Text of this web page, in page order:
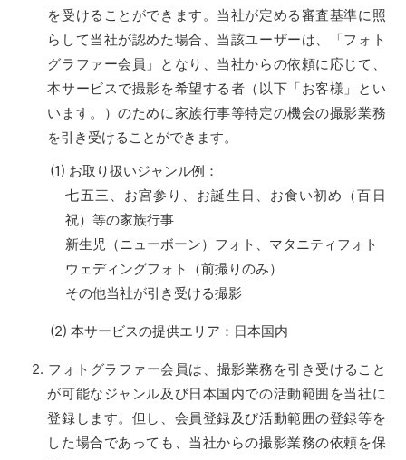
を受けることができます。当社が定める審査基準に照
らして当社が認めた場合、当該ユーザーは、「フォト
グラファー会員」となり、当社からの依頼に応じて、
本サービスで撮影を希望する者（以下「お客様」とい
います。）のために家族行事等特定の機会の撮影業務
を引き受けることができます。
お取り扱いジャンル例：
七五三、お宮参り、お誕生日、お食い初め（百日
祝）等の家族行事
新生児（ニューボーン）フォト、マタニティフォト
ウェディングフォト（前撮りのみ）
その他当社が引き受ける撮影
本サービスの提供エリア：日本国内
フォトグラファー会員は、撮影業務を引き受けること
が可能なジャンル及び日本国内での活動範囲を当社に
登録します。但し、会員登録及び活動範囲の登録等を
した場合であっても、当社からの撮影業務の依頼を保